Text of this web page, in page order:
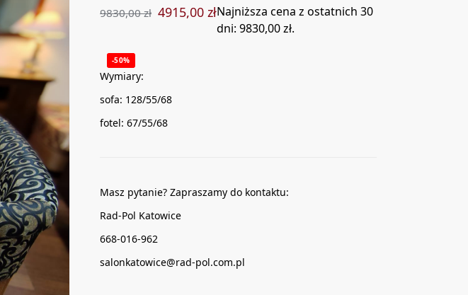
9830,00zł 4915,00złNajniższa cena z ostatnich 30
dni:9830,00zł.
-50%
Wymiary:
sofa: 128/55/68
fotel: 67/55/68
Masz pytanie? Zapraszamy do kontaktu:
Rad-Pol Katowice
668-016-962
salonkatowice@rad-pol.com.pl